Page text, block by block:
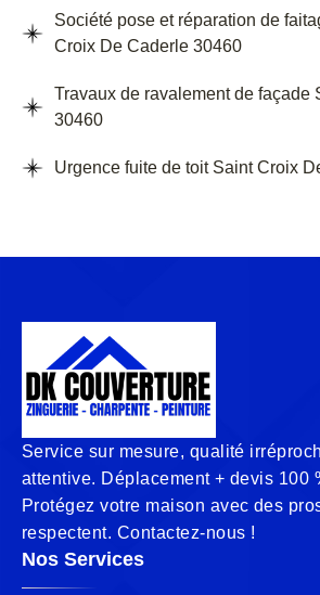
Société pose et réparation de
Croix De Caderle 30460
Travaux de ravalement de façade
30460
Urgence fuite de toit Saint Croix
Service sur mesure, qualité
attentive. Déplacement + devis 100
Protégez votre maison avec des
respectent. Contactez-nous !
Nos Services